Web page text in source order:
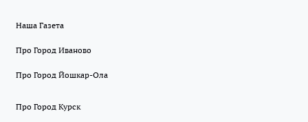
Наша Газета
Про Город Иваново
Про Город Йошкар-Ола
Про Город Курск